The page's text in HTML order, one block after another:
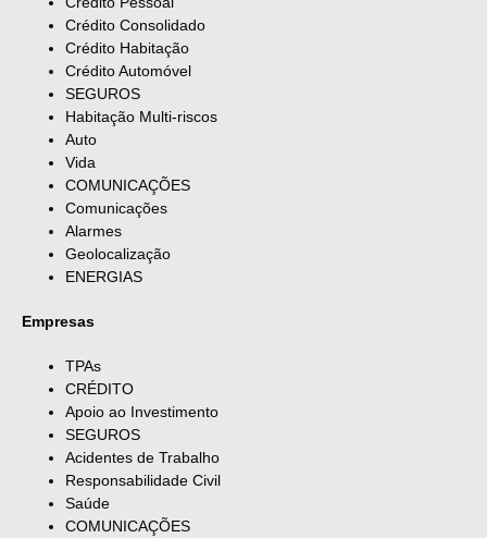
Crédito Consolidado
Crédito Habitação
Crédito Automóvel
SEGUROS
Habitação Multi-riscos
Auto
Vida
COMUNICAÇÕES
Comunicações
Alarmes
Geolocalização
ENERGIAS
Empresas
TPAs
CRÉDITO
Apoio ao Investimento
SEGUROS
Acidentes de Trabalho
Responsabilidade Civil
Saúde
COMUNICAÇÕES